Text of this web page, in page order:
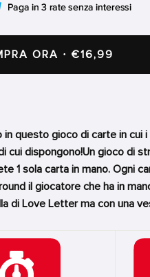
ORA · €16,99
questo gioco di carte in cui i
cui dispongono!Un gioco di
1 sola carta in mano. Ogni
il giocatore che ha in
di Love Letter ma con una